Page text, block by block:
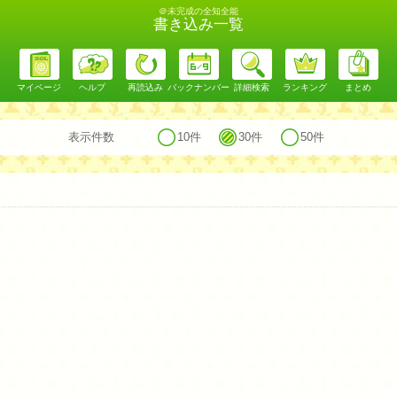
＠未完成の全知全能
書き込み一覧
マイページ ヘルプ 再読込み バックナンバー 詳細検索 ランキング まとめ
表示件数 10件 30件 50件